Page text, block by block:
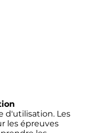
d'utilisation. Les
les épreuves